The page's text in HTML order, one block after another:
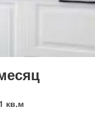
кв.м